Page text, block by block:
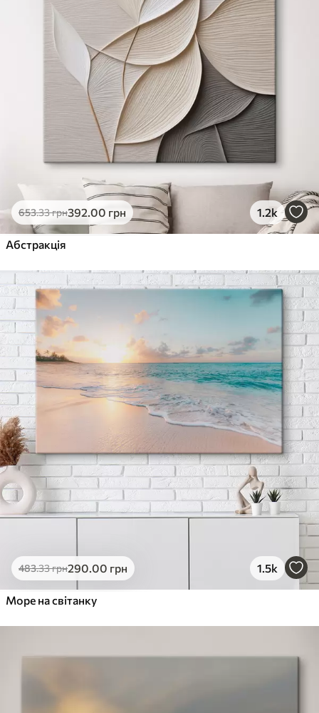
653.33грн392.00 грн 1.2k
Абстракція
483.33грн290.00 грн 1.5k
Море на світанку